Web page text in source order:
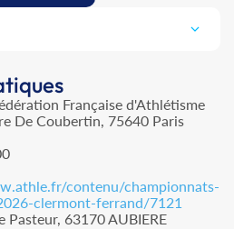
Française d'Athlétisme
De Coubertin, 75640 Paris
contenu/championnats-
clermont-ferrand/7121
Pasteur, 63170 AUBIERE